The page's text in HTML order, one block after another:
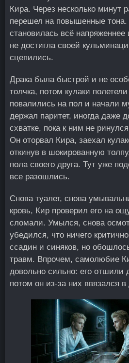
Кира. Через несколько минут
перешел на повышенные
становилась всё напряженнее
не достигла своей
сцепились.
Драка была быстрой и не
толчка, потом кулаки
повалились на пол и начали
держал паритет, иногда даже
схватке, пока к ним не
Он оторвал Кира, заехал
откинув в шокированную
пола своего друга. Тут уже
все разошлись.
Снова туалет, снова
кровь, Кир проверил его на
сломали. Умылся, снова
убедился, что ничего
ссадин и синяков, но
травм. Впрочем, самолюбие
довольно сильно: его отшили
потом он из-за них ввязался в